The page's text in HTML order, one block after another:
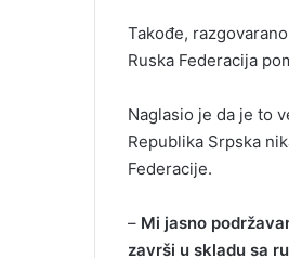
Takođe,
Ruska Federacija
Naglasio je da je to
Republika Srpska
Federacije.
– Mi jasno
završi u skladu sa